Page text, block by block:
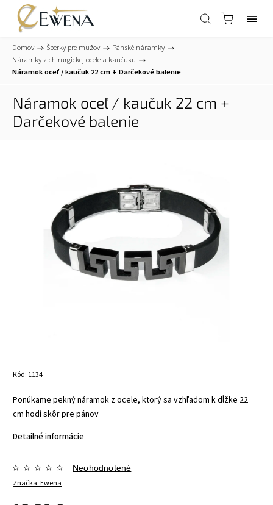
Domov / Šperky pre mužov / Pánské náramky /
Náramky z chirurgickej ocele a kaučuku /
Náramok oceľ / kaučuk 22 cm + Darčekové balenie
Náramok oceľ / kaučuk 22 cm +
Darčekové balenie
Kód: 1134
Ponúkame pekný náramok z ocele, ktorý sa vzhľadom k dĺžke 22
cm hodí skôr pre pánov
Detailné informácie
Značka:Ewena
Neohodnotené